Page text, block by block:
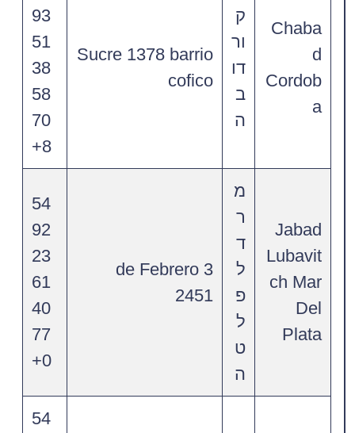
Chaba
d
Cordob
a
ק
ור
דו
ב
ה
Sucre 1378 barrio
cofico
93
51
38
58
70
8+
Jabad
Lubavit
ch Mar
Del
Plata
מ
ר
ד
ל
פ
ל
ט
ה
3 de Febrero
2451
54
92
23
61
40
77
0+
54